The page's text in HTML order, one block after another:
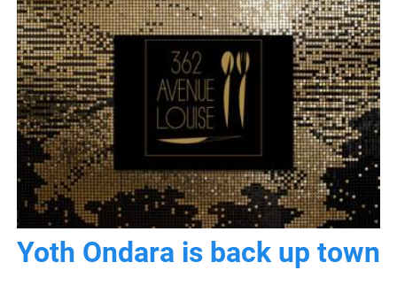
Yoth Ondara is back up town